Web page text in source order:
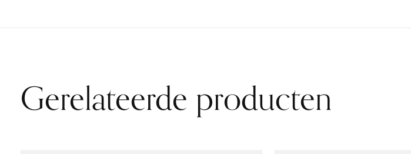
Gerelateerde producten